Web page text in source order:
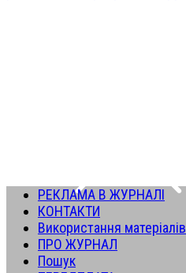
РЕКЛАМА В ЖУРНАЛІ
КОНТАКТИ
Використання матеріалів
ПРО ЖУРНАЛ
Пошук